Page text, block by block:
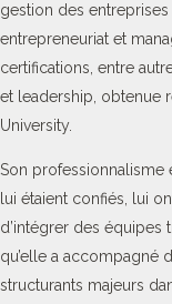
gestion des
entrepreneuriat et
certifications, entre
et leadership, obtenue
University.
Son professionnalisme
lui étaient confiés, lui
d’intégrer des équipes
qu’elle a accompagné
structurants majeurs